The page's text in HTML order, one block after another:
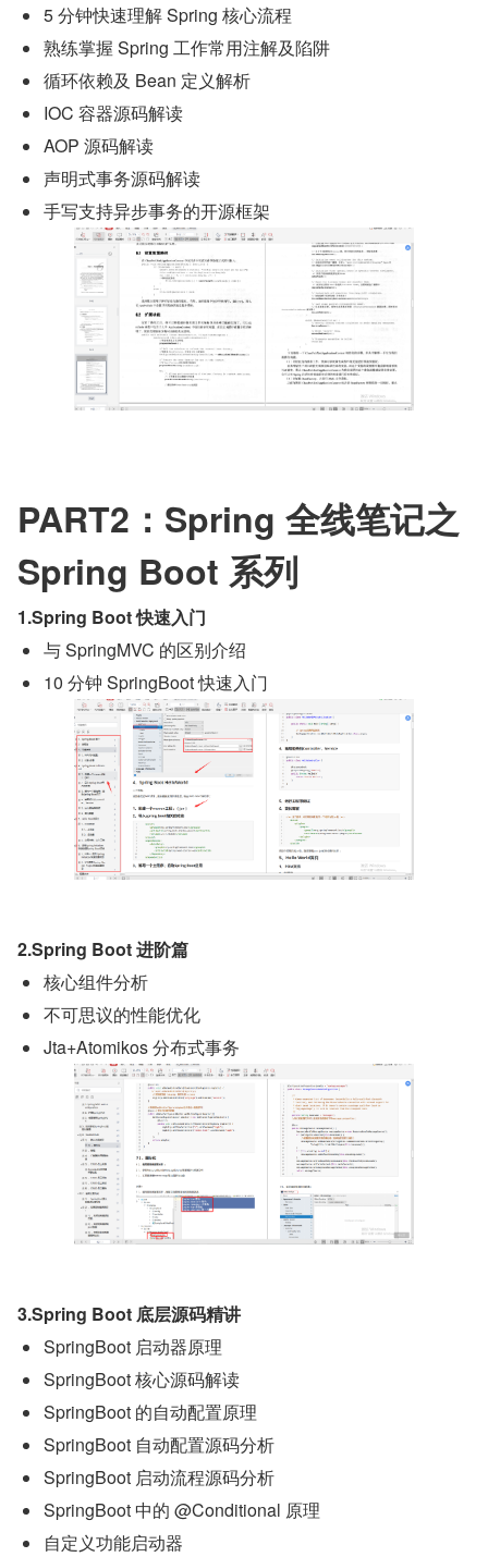
5 分钟快速理解 Spring 核心流程
熟练掌握 Spring 工作常用注解及陷阱
循环依赖及 Bean 定义解析
IOC 容器源码解读
AOP 源码解读
声明式事务源码解读
手写支持异步事务的开源框架
PART2：Spring 全线笔记之
Spring Boot 系列
1.Spring Boot 快速入门
与 SpringMVC 的区别介绍
10 分钟 SpringBoot 快速入门
2.Spring Boot 进阶篇
核心组件分析
不可思议的性能优化
Jta+Atomikos 分布式事务
3.Spring Boot 底层源码精讲
SpringBoot 启动器原理
SpringBoot 核心源码解读
SpringBoot 的自动配置原理
SpringBoot 自动配置源码分析
SpringBoot 启动流程源码分析
SpringBoot 中的 @Conditional 原理
自定义功能启动器